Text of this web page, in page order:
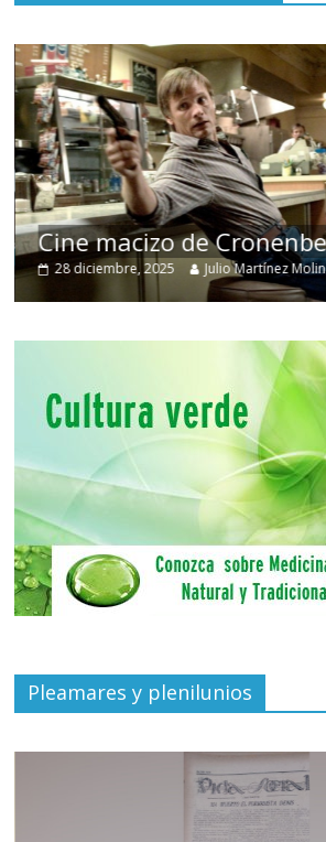
Cine macizo de
28 diciembre, 2025 Julio Martínez
Pleamares y plenilunios